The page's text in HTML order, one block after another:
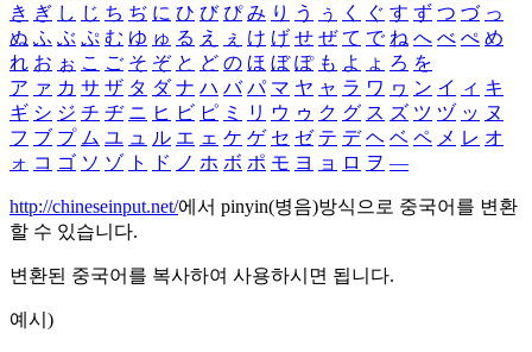
き ぎ し じ ち ぢ に ひ び ぴ み り う ぅ く ぐ す ず つ づ っ
ぬ ふ ぶ ぷ む ゆ ゅ る え ぇ け げ せ ぜ て で ね へ べ ぺ め
れ お ぉ こ ご そ ぞ と ど の ほ ぼ ぽ も よ ょ ろ を
ア ァ カ サ ザ タ ダ ナ ハ バ パ マ ヤ ャ ラ ワ ヮ ン イ ィ キ
ギ シ ジ チ ヂ ニ ヒ ビ ピ ミ リ ウ ゥ ク グ ス ズ ツ ヅ ッ ヌ
フ ブ プ ム ユ ュ ル エ ェ ケ ゲ セ ゼ テ デ ヘ ベ ペ メ レ オ
ォ コ ゴ ソ ゾ ト ド ノ ホ ボ ポ モ ヨ ョ ロ ヲ ―
http://chineseinput.net/에서 pinyin(병음)방식으로 중국어를 변환
할 수 있습니다.
변환된 중국어를 복사하여 사용하시면 됩니다.
예시)